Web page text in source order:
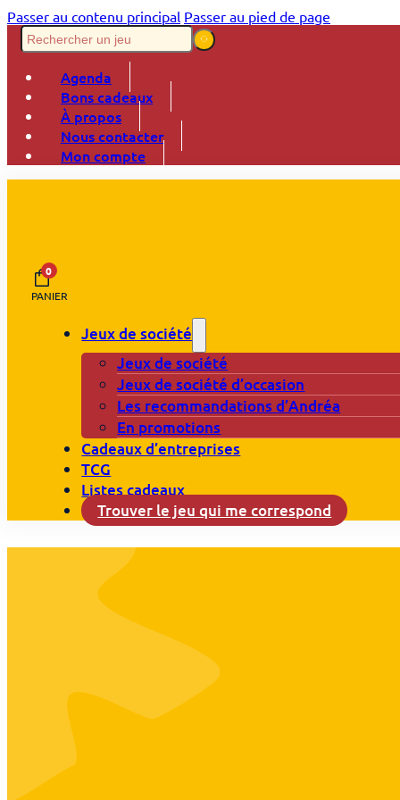
Passer au contenu principal Passer au pied de page
Agenda
Bons cadeaux
À propos
Nous contacter
Mon compte
0
PANIER
Jeux de société
Jeux de société
Jeux de société d’occasion
Les recommandations d’Andréa
En promotions
Cadeaux d’entreprises
TCG
Listes cadeaux
Trouver le jeu qui me correspond